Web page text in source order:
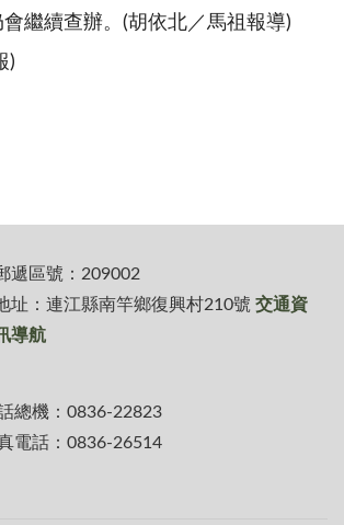
會繼續查辦。(胡依北／馬祖報導)
)
遞區號：209002
址：連江縣南竿鄉復興村210號 交通資
導航
總機：0836-22823
電話：0836-26514